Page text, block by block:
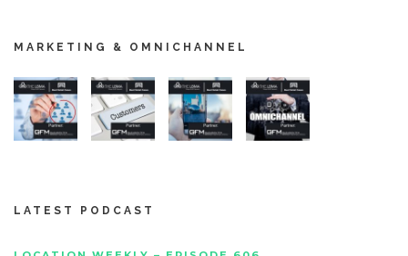
MARKETING & OMNICHANNEL
LATEST PODCAST